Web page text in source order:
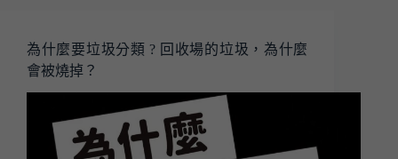
為什麼要垃圾分類 ? 回收場的垃圾，為什麼
會被燒掉？